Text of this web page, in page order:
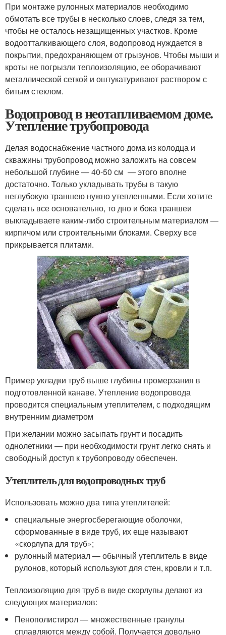
При монтаже рулонных материалов необходимо
обмотать все трубы в несколько слоев, следя за тем,
чтобы не осталось незащищенных участков. Кроме
водоотталкивающего слоя, водопровод нуждается в
покрытии, предохраняющем от грызунов. Чтобы мыши и
кроты не погрызли теплоизоляцию, ее оборачивают
металлической сеткой и оштукатуривают раствором с
битым стеклом.
Водопровод в неотапливаемом доме.
Утепление трубопровода
Делая водоснабжение частного дома из колодца и
скважины трубопровод можно заложить на совсем
небольшой глубине — 40-50 см — этого вполне
достаточно. Только укладывать трубы в такую
неглубокую траншею нужно утепленными. Если хотите
сделать все основательно, то дно и бока траншеи
выкладываете каким-либо строительным материалом —
кирпичом или строительными блоками. Сверху все
прикрывается плитами.
Пример укладки труб выше глубины промерзания в
подготовленной канаве. Утепление водопровода
проводится специальным утеплителем, с подходящим
внутренним диаметром
При желании можно засыпать грунт и посадить
однолетники — при необходимости грунт легко снять и
свободный доступ к трубопроводу обеспечен.
Утеплитель для водопроводных труб
Использовать можно два типа утеплителей:
специальные энергосберегающие оболочки,
сформованные в виде труб, их еще называют
«скорлупа для труб»;
рулонный материал — обычный утеплитель в виде
рулонов, который используют для стен, кровли и т.п.
Теплоизоляцию для труб в виде скорлупы делают из
следующих материалов:
Пенополистирол — множественные гранулы
сплавляются между собой. Получается довольно